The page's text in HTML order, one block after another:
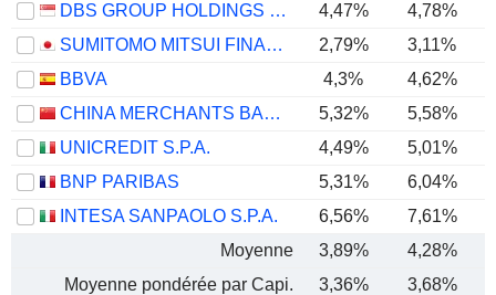
DBS GROUP HOLDINGS LTD
4,47% 4,78%
SUMITOMO MITSUI FINANCIAL GROUP, INC.
2,79% 3,11%
BBVA
4,3% 4,62%
CHINA MERCHANTS BANK CO., LTD.
5,32%
5,58%
UNICREDIT S.P.A.
4,49% 5,01%
BNP PARIBAS
5,31%
6,04%
INTESA SANPAOLO S.P.A.
6,56% 7,61%
Moyenne
3,89% 4,28%
Moyenne pondérée par Capi.
3,36% 3,68%